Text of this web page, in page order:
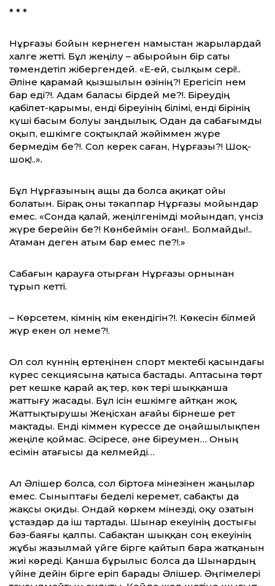
* * *
Нұрғазы бойын кернеген намыстан жарылардай
халге жетті. Бұл жеңілу – абыройын бір саты
төмендетіп жібергендей. «Е-ей, сылқым сері!..
Әліне қарамай қызшылын өзінің?! Ерегісіп нем
бар еді?!. Адам баласы бірдей ме?!. Біреудің
қабілет-қарымы, енді біреуінің білімі, енді бірінің
күші басым болуы заңдылық. Одан да сабағымды
оқып, ешкімге соқтықпай жәйіммен жүре
бермедім бе?!. Сол керек саған, Нұрғазы?! Шоқ-
шоқ!..».
Бұл Нұрғазының ащы да болса ақиқат ойы
болатын. Бірақ оны тәкаппар Нұрғазы мойындар
емес. «Сонда қалай, жеңілгенімді мойындап, үнсіз
жүре берейін бе?! Көнбеймін оған!.. Болмайды!..
Атаман деген атым бар емес пе?!.»
Сабағын қарауға отырған Нұрғазы орнынан
тұрып кетті.
– Көрсетем, кімнің кім екендігін?!. Көкесін білмей
жүр екен ол неме?!.
Ол сол күннің ертеңінен спорт мектебі қасындағы
күрес секциясына қатыса бастады. Аптасына төрт
рет кешке қарай ақ тер, көк тері шыққанша
жаттығу жасады. Бұл ісін ешкімге айтқан жоқ.
Жаттықтырушы Жеңісхан ағайы бірнеше рет
мақтады. Енді кіммен күрессе де оңайшылықпен
жеңіле қоймас. Әсіресе, әне біреумен… Оның
есімін атағысы да келмейді…
Ал Әлішер болса, сол біртоға мінезінен жаңылар
емес. Сыныптағы беделі керемет, сабақты да
жақсы оқиды. Ондай көркем мінезді, оқу озатын
ұстаздар да іш тартады. Шынар екеуінің достығы
бәз-баяғы қалпы. Сабақтан шыққан соң екеуінің
жұбы жазылмай үйге бірге қайтып бара жатқанын
жиі көреді. Қанша бұрылыс болса да Шынардың
үйіне дейін бірге еріп барады Әлішер. Әңгімелері